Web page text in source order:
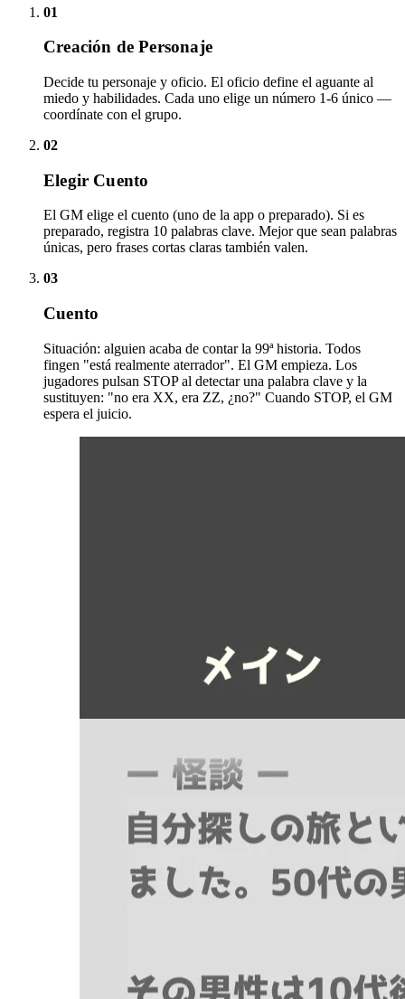
01
Creación de Personaje
Decide tu personaje y oficio. El oficio define el aguante al
miedo y habilidades. Cada uno elige un número 1-6 único —
coordínate con el grupo.
02
Elegir Cuento
El GM elige el cuento (uno de la app o preparado). Si es
preparado, registra 10 palabras clave. Mejor que sean palabras
únicas, pero frases cortas claras también valen.
03
Cuento
Situación: alguien acaba de contar la 99ª historia. Todos
fingen "está realmente aterrador". El GM empieza. Los
jugadores pulsan STOP al detectar una palabra clave y la
sustituyen: "no era XX, era ZZ, ¿no?" Cuando STOP, el GM
espera el juicio.